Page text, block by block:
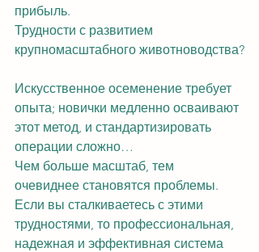
прибыль.
Трудности с развитием
крупномасштабного животноводства?
Искусственное осеменение требует
опыта; новички медленно осваивают
этот метод, и стандартизировать
операции сложно…
Чем больше масштаб, тем
очевиднее становятся проблемы.
Если вы сталкиваетесь с этими
трудностями, то профессиональная,
надежная и эффективная система